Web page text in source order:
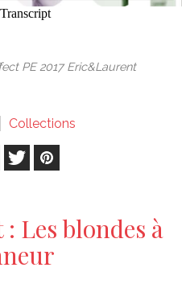
PE 2017 Eric&Laurent
Collections
Les blondes à